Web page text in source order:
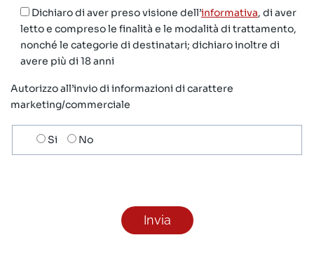
Dichiaro di aver preso visione dell’informativa, di aver
letto e compreso le finalità e le modalità di trattamento,
nonché le categorie di destinatari; dichiaro inoltre di
avere più di 18 anni
Autorizzo all’invio di informazioni di carattere
marketing/commerciale
Scelta
invio
Si No